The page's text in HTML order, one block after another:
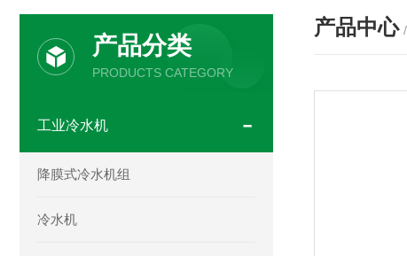
产品分类
PRODUCTS CATEGORY
工业冷水机
降膜式冷水机组
冷水机
产品中心